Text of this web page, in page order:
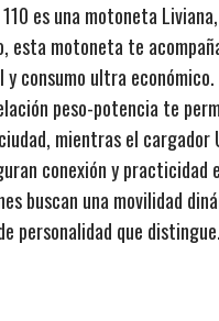
es una motoneta
esta motoneta te
y consumo ultra económico.
peso-potencia te
mientras el cargador
conexión y practicidad
buscan una movilidad
personalidad que distingue.